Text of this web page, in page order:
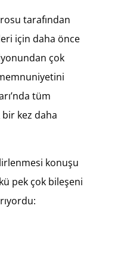
tarafından
için daha önce
çok
tüm
bir kez daha
konuşu
pek çok bileşeni